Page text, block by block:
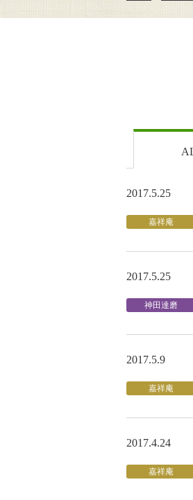
2017.5.25
嘉祥庵
2017.5.25
神田達磨
2017.5.9
嘉祥庵
2017.4.24
嘉祥庵